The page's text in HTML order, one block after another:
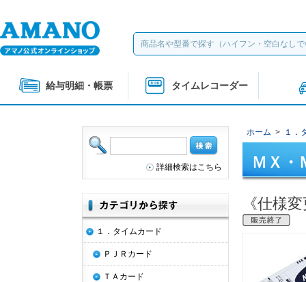
給与明細・帳票 タイムレコーダー
ホーム > １．
ＭＸ
《仕様
詳細検索はこちら
１．タイムカード
ＰＪＲカード
ＴＡカード